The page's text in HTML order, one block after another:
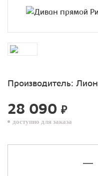
Производитель: Лион
28 090 ₽
доступно для заказа